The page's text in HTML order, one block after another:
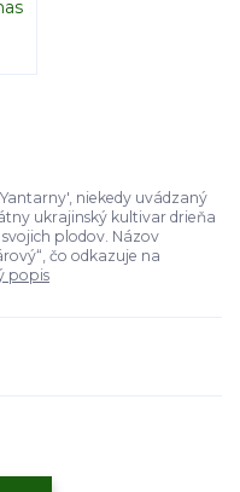
niekedy uvádzaný
ukrajinský kultivar drieňa
plodov. Názov
čo odkazuje na
popis